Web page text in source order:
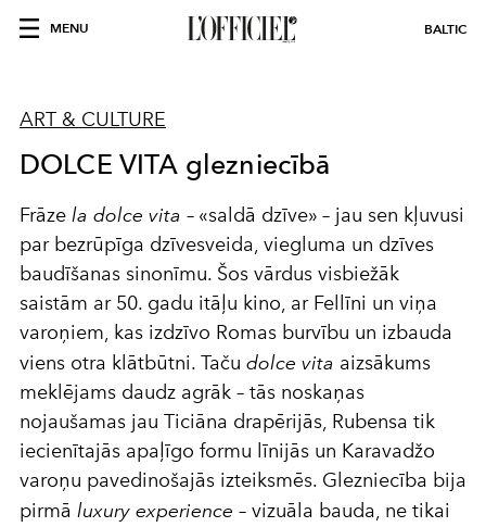
MENU BALTIC
ART & CULTURE
DOLCE VITA glezniecībā
Frāze la dolce vita – «saldā dzīve» – jau sen kļuvusi
par bezrūpīga dzīvesveida, viegluma un dzīves
baudīšanas sinonīmu. Šos vārdus visbiežāk
saistām ar 50. gadu itāļu kino, ar Fellīni un viņa
varoņiem, kas izdzīvo Romas burvību un izbauda
viens otra klātbūtni. Taču dolce vita aizsākums
meklējams daudz agrāk – tās noskaņas
nojaušamas jau Ticiāna drapērijās, Rubensa tik
iecienītajās apaļīgo formu līnijās un Karavadžo
varoņu pavedinošajās izteiksmēs. Glezniecība bija
pirmā luxury experience – vizuāla bauda, ne tikai